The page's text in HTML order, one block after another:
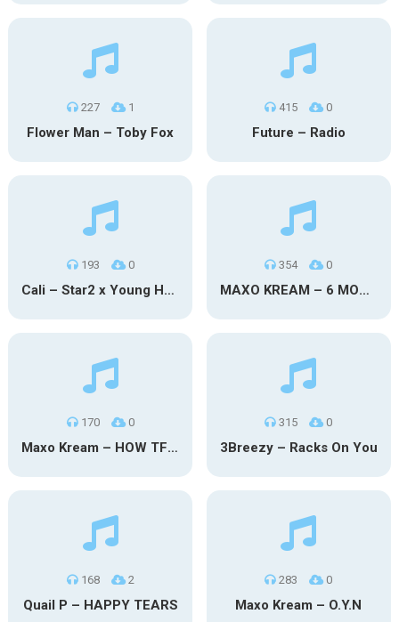
227 1
Flower Man – Toby Fox
415 0
Future – Radio
193 0
Cali – Star2 x Young Henny
354 0
MAXO KREAM – 6 MONTHS CLEAN
170 0
Maxo Kream – HOW TF I’M LUCKY
315 0
3Breezy – Racks On You
168 2
Quail P – HAPPY TEARS
283 0
Maxo Kream – O.Y.N